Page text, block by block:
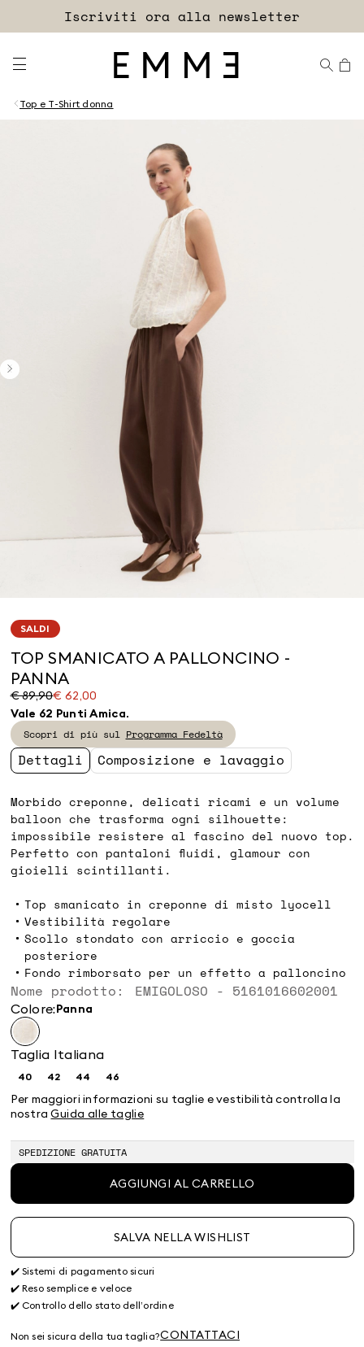
EXTRA SCONTO
Iscriviti ora alla newsletter
Top e T-Shirt donna
SALDI
TOP SMANICATO A PALLONCINO -
PANNA
€ 89,90€ 62,00
Prezzo
originale
€
89,90
Prezzo
corrente
€
62,00
Vale 62 Punti Amica.
Scopri di più sul Programma Fedeltà
Dettagli Composizione e lavaggio
Morbido creponne, delicati ricami e un volume
balloon che trasforma ogni silhouette:
impossibile resistere al fascino del nuovo top.
Perfetto con pantaloni fluidi, glamour con
gioielli scintillanti.
Top smanicato in creponne di misto lyocell
Vestibilità regolare
Scollo stondato con arriccio e goccia
posteriore
Fondo rimborsato per un effetto a palloncino
Nome prodotto: EMIGOLOSO - 5161016602001
Colore: panna
Taglia Italiana
40Taglia:
42Taglia:
42
44Taglia:
44
46Taglia:
Per maggiori informazioni su taglie e vestibilità controlla la
nostraGuida alle taglie
SPEDIZIONE GRATUITA
AGGIUNGI AL CARRELLO
SALVA NELLA WISHLIST
✔️ Sistemi di pagamento sicuri
✔️ Reso semplice e veloce
✔️ Controllo dello stato dell’ordine
Non sei sicura della tua taglia?CONTATTACI